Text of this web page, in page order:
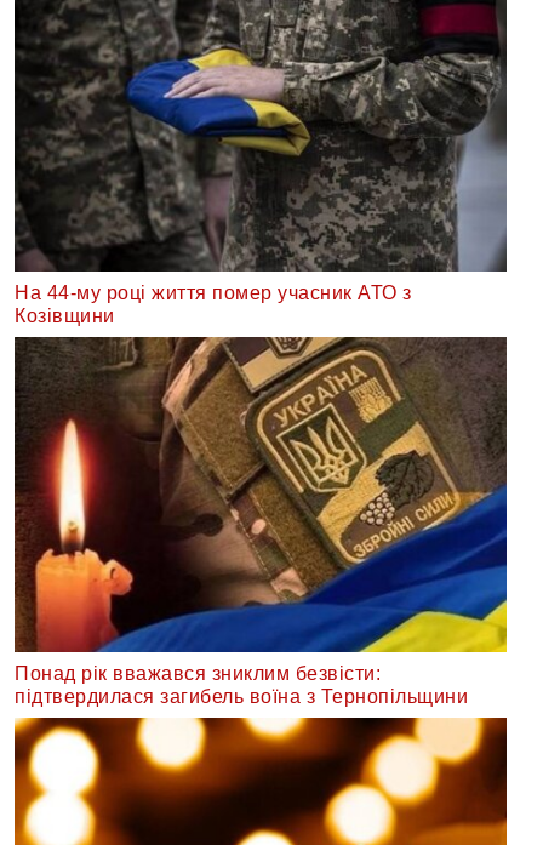
На 44-му році життя помер учасник АТО з
Козівщини
Понад рік вважався зниклим безвісти:
підтвердилася загибель воїна з Тернопільщини